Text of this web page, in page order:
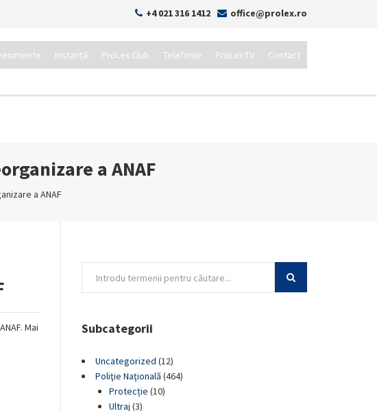
+4 021 316 1412 office@prolex.ro
Instanță ProLex Club Telefonie ProLex.TV Contact
a ANAF
a ANAF
Mai
Subcategorii
Uncategorized (12)
Poliţie Naţională (464)
Protecție (10)
Ultraj (3)